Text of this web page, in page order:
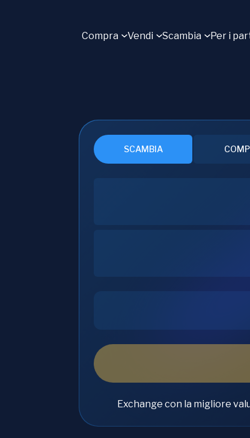
Compra Vendi Scambia Per i
SCAMBIA
Exchange con la migliore